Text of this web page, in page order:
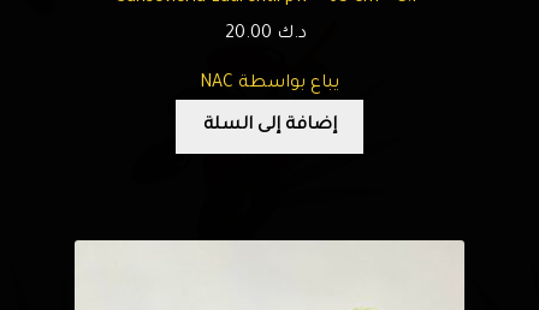
د.ك
يباع بواسطة NAC
إضافة إلى السلة